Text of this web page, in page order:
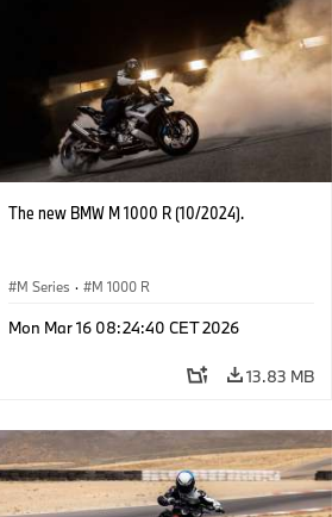
The new BMW M 1000 R (10/2024).
M Series · M 1000 R
Mon Mar 16 08:24:40 CET 2026
13.83 MB